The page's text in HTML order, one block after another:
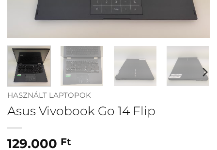
HASZNÁLT LAPTOPOK
Asus Vivobook Go 14 Flip
129.000 Ft